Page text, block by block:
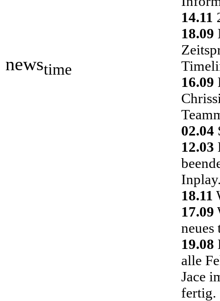
newstime
14.11
18.09
16.09
02.04
12.03
18.11
17.09
19.08
alle
Jace
fertig.